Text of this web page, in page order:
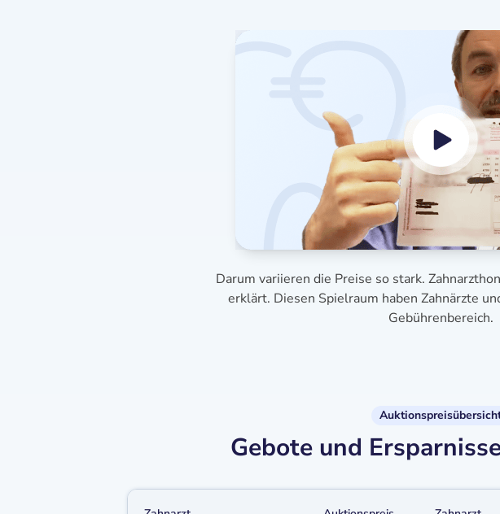
Darum variieren die Preise so stark.
erklärt. Diesen Spielraum haben Zahnärzte
Gebührenbereich.
Gebote und